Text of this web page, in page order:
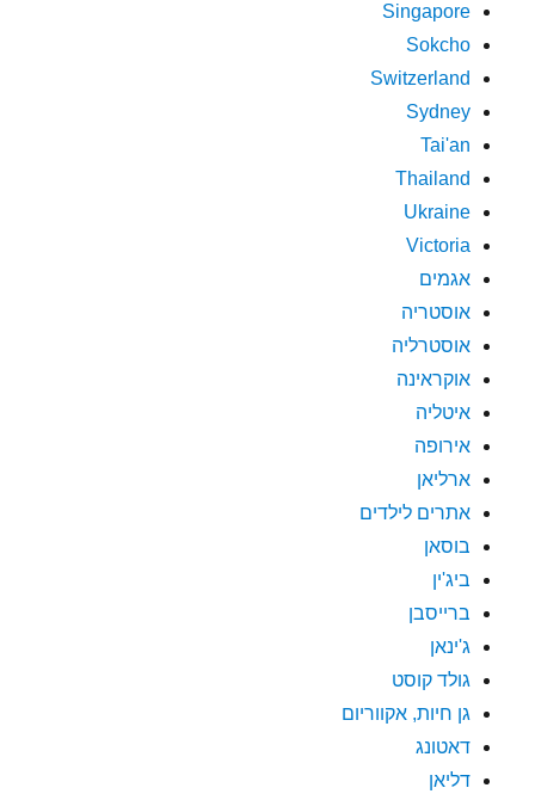
Singapore
Sokcho
Switzerland
Sydney
Tai'an
Thailand
Ukraine
Victoria
אגמים
אוסטריה
אוסטרליה
אוקראינה
איטליה
אירופה
ארליאן
אתרים לילדים
בוסאן
ביג'ין
ברייסבן
ג'ינאן
גולד קוסט
גן חיות, אקווריום
דאטונג
דליאן